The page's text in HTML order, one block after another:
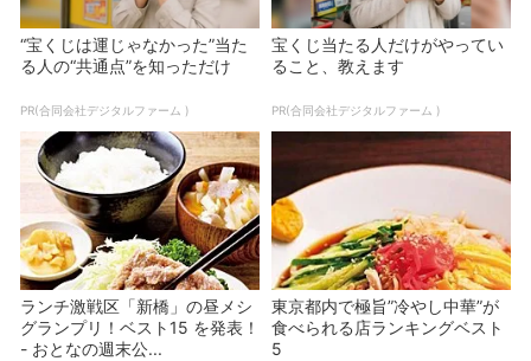
“宝くじは運じゃなかった”当た
る人の“共通点”を知っただけ
PR(合同会社デジタルファーム )
宝くじ当たる人だけがやってい
ること、教えます
PR(合同会社デジタルファーム )
ランチ激戦区「新橋」の昼メシ
グランプリ！ベスト15 を発表！
- おとなの週末公...
東京都内で極旨”冷やし中華”が
食べられる店ランキングベスト
5